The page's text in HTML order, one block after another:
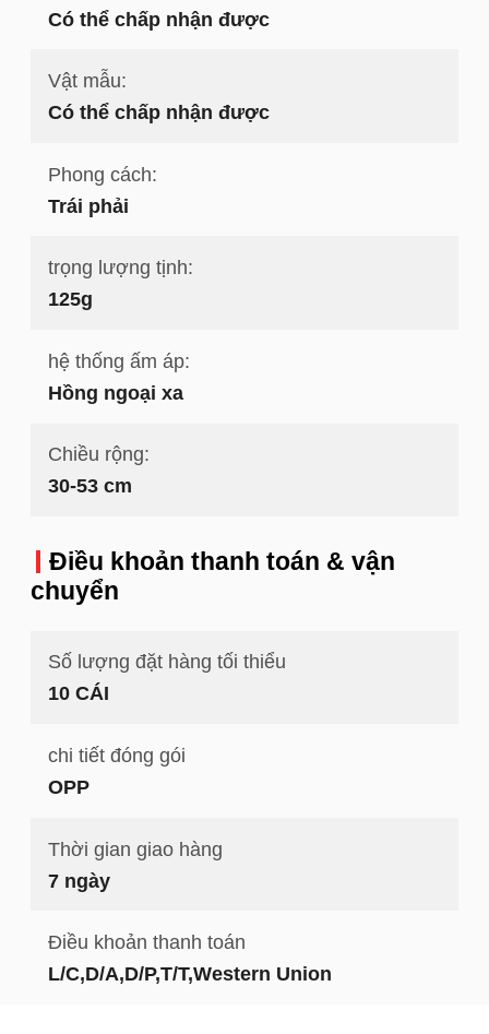
Có thể chấp nhận được
Vật mẫu:
Có thể chấp nhận được
Phong cách:
Trái phải
trọng lượng tịnh:
125g
hệ thống ấm áp:
Hồng ngoại xa
Chiều rộng:
30-53 cm
Điều khoản thanh toán & vận
chuyển
Số lượng đặt hàng tối thiểu
10 CÁI
chi tiết đóng gói
OPP
Thời gian giao hàng
7 ngày
Điều khoản thanh toán
L/C,D/A,D/P,T/T,Western Union